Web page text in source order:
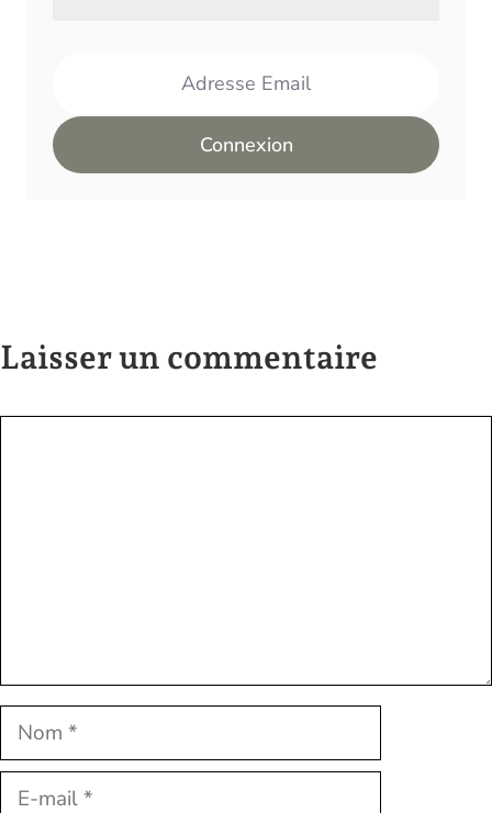
Adresse Email
Connexion
Laisser un commentaire
Nom
E-